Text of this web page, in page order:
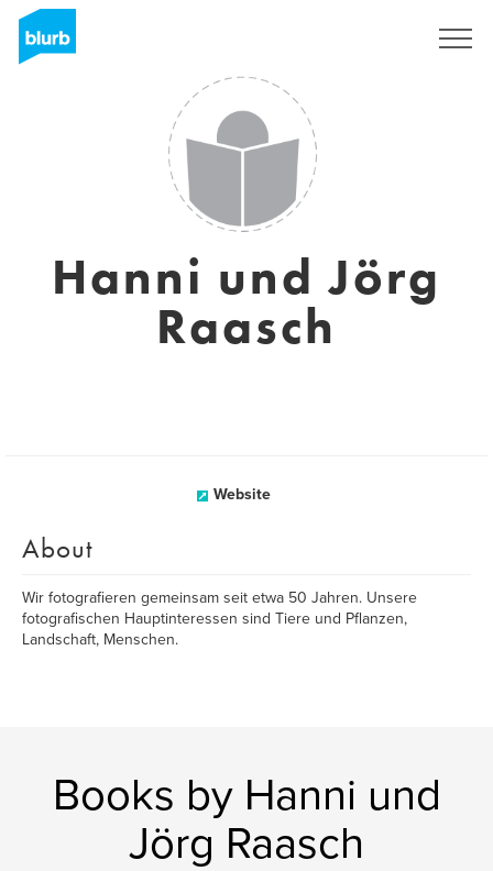
Hanni und Jörg
Raasch
Website
About
Wir fotografieren gemeinsam seit etwa 50 Jahren. Unsere
fotografischen Hauptinteressen sind Tiere und Pflanzen,
Landschaft, Menschen.
Books by Hanni und
Jörg Raasch